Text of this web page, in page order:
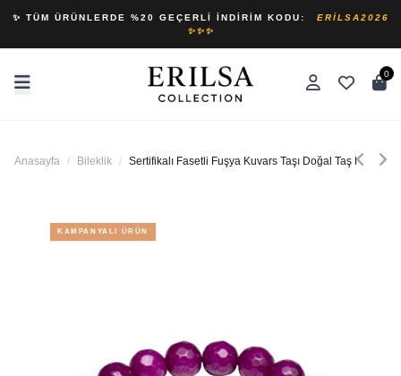
✨ TÜM ÜRÜNLERDE %20 GEÇERLI İNDIRIM KODU:
ERILSA2026
✨✨✨
0
Anasayfa / Bileklik / Sertifikalı Fasetli Fuşya Kuvars Taşı Doğal Taş Bileklik
KAMPANYALI ÜRÜN